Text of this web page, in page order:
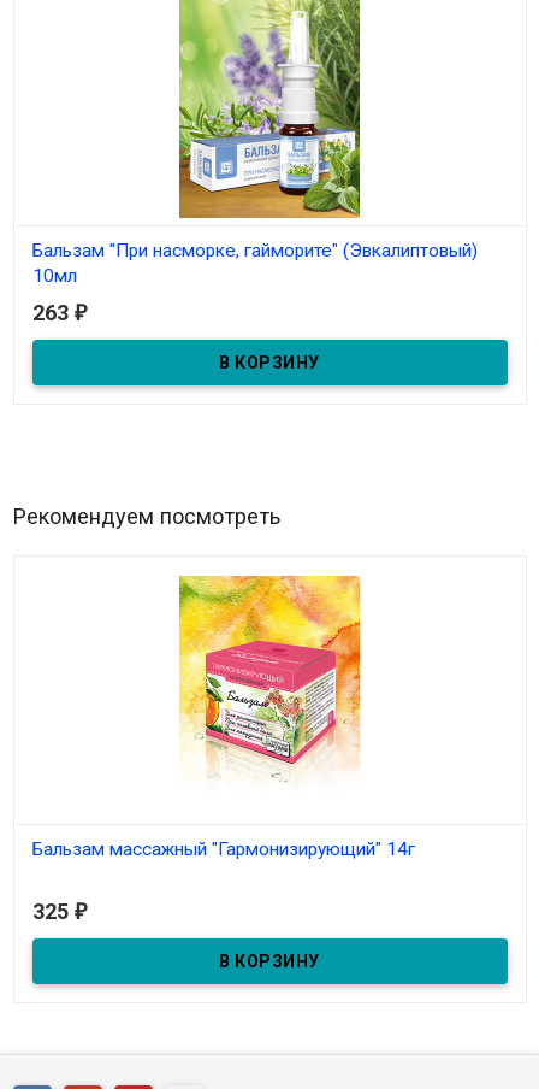
Бальзам "При насморке, гайморите" (Эвкалиптовый)
10мл
В наличии
Бальзам-спрей "При насморке, гайморите" 10мл
263 ₽
Рекомендуем посмотреть
Бальзам массажный "Гармонизирующий" 14г
325 ₽